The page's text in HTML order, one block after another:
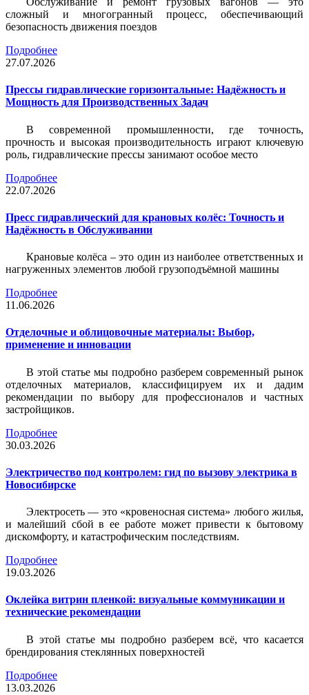
сложный и многогранный процесс, обеспечивающий
безопасность движения поездов
Подробнее
27.07.2026
Прессы гидравлические горизонтальные: Надёжность и
Мощность для Производственных Задач
В современной промышленности, где точность,
прочность и высокая производительность играют ключевую
роль, гидравлические прессы занимают особое место
Подробнее
22.07.2026
Пресс гидравлический для крановых колёс: Точность и
Надёжность в Обслуживании
Крановые колёса – это один из наиболее ответственных и
нагруженных элементов любой грузоподъёмной машины
Подробнее
11.06.2026
Отделочные и облицовочные материалы: Выбор,
применение и инновации
В этой статье мы подробно разберем современный рынок
отделочных материалов, классифицируем их и дадим
рекомендации по выбору для профессионалов и частных
застройщиков.
Подробнее
30.03.2026
Электричество под контролем: гид по вызову электрика в
Новосибирске
Электросеть — это «кровеносная система» любого жилья,
и малейший сбой в ее работе может привести к бытовому
дискомфорту, и катастрофическим последствиям.
Подробнее
19.03.2026
Оклейка витрин пленкой: визуальные коммуникации и
технические рекомендации
В этой статье мы подробно разберем всё, что касается
брендирования стеклянных поверхностей
Подробнее
13.03.2026